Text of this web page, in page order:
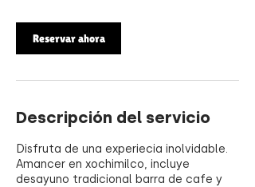
Reservar ahora
Descripción del servicio
Disfruta de una experiecia inolvidable.
Amancer en xochimilco, incluye
desayuno tradicional barra de cafe y